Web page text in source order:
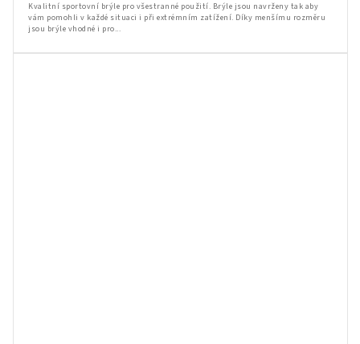
Kvalitní sportovní brýle pro všestranné použití. Brýle jsou navrženy tak aby
vám pomohli v každé situaci i při extrémním zatížení. Díky menšímu rozměru
jsou brýle vhodné i pro...